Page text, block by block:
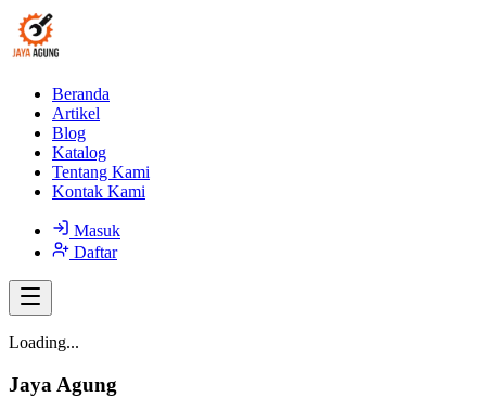
Beranda
Artikel
Blog
Katalog
Tentang Kami
Kontak Kami
Masuk
Daftar
Loading...
Jaya Agung